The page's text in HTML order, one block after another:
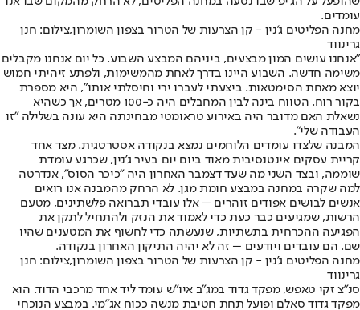
עומדים.
מחנה הפליטים ג'נין - קן הצרעות של הטרור בצפון השומרון,צילום: חנן
גרינווד
"אנחנו עושים המון מבצעים, ביניהם המבצע השבוע. כל יום אנחנו מקבלים
משימה חדשה. השבוע היינו בדרך לאחת מהמשימות, ולפתע זיהיתי חמוש
יוצא מאחת הסימטאות. ביצעתי לעברו ירי וחיסלתי אותו", היא מספרת
בקור רוח. הטווח בינה לבין המחבלים היה כ-100 מטרים, אך כשהיא
נשאלת האם מדובר היה באירוע טראומטי מבחינתה היא עונה בשלילה "זו
העבודה שלי".
המבנה שלצדו עומדים הלוחמים נמצא בנקודה אסטרטגית. מצד אחד
קריית עסקים אינטנסיבית מאוד ביום יום בעיר ג'נין, שכרגע עומדת
שוממה, ובצד השני מה שעד דצמבר האחרון היה "כיכר הסוס", אנדרטה
למה שקרה במחנה במבצע חומת מגן. לא הרחק מהמבנה אנו רואים
אנשים לבושים אפודים זוהרים – אלו עובדי תברואה פלשתינים, מטעם
הרשות, שמגיעים כבר כעת כדי לאמוד את הנזק ולהתחיל לתקן את
הפגיעה ההכרחית בתשתיות, שנעשתה כדי לחשוף את המטענים שהיו
שם. הם עובדים ויודעים – זה לא יהיה התיקון האחרון בנקודה.
מחנה הפליטים ג'נין - קן הצרעות של הטרור בצפון השומרון,צילום: חנן
גרינווד
סנ"צ זקי טאפש, מפקד גדוד במג"ב איו"ש עומד ליד אחד מרכבי הדוד. הוא
מפקד גדוד סאלם ופועל תחת חטיבת מנשה ככוח אג"מי. במבצע הנוכחי